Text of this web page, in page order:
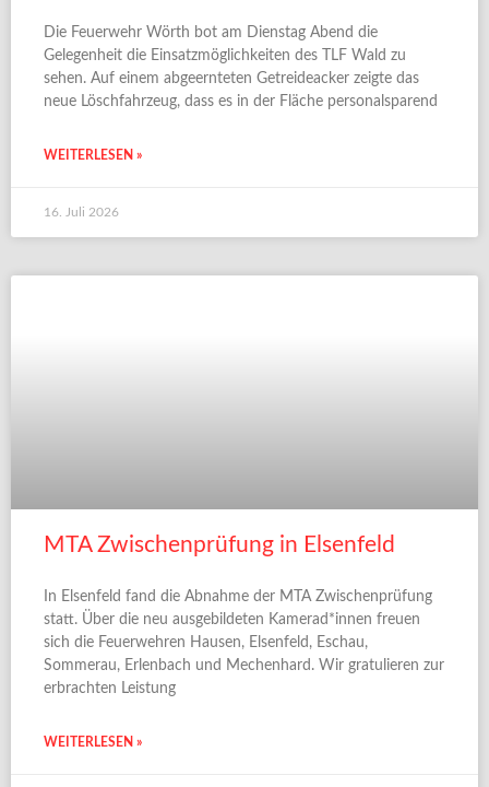
Die Feuerwehr Wörth bot am Dienstag Abend die
Gelegenheit die Einsatzmöglichkeiten des TLF Wald zu
sehen. Auf einem abgeernteten Getreideacker zeigte das
neue Löschfahrzeug, dass es in der Fläche personalsparend
WEITERLESEN »
16. Juli 2026
MTA Zwischenprüfung in Elsenfeld
In Elsenfeld fand die Abnahme der MTA Zwischenprüfung
statt. Über die neu ausgebildeten Kamerad*innen freuen
sich die Feuerwehren Hausen, Elsenfeld, Eschau,
Sommerau, Erlenbach und Mechenhard. Wir gratulieren zur
erbrachten Leistung
WEITERLESEN »